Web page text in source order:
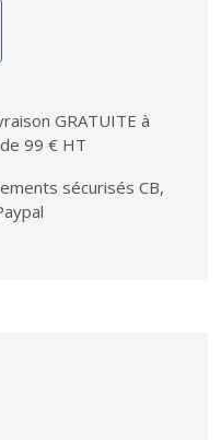
GRATUITE à
99 € HT
sécurisés CB,